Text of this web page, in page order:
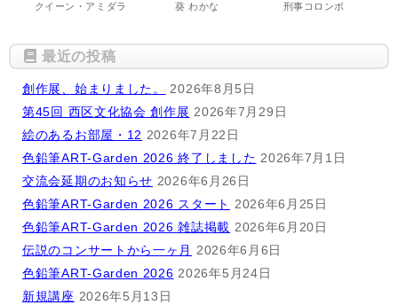
クイーン・アミダラ 葵 わかな 刑事コロンボ
最近の投稿
創作展、始まりました。
2026年8月5日
第45回 西区文化協会 創作展 2026年7月29日
絵のあるお部屋・12 2026年7月22日
色鉛筆ART-Garden 2026 終了しました 2026年7月1日
交流会延期のお知らせ 2026年6月26日
色鉛筆ART-Garden 2026 スタート
2026年6月25日
色鉛筆ART-Garden 2026 雑誌掲載 2026年6月20日
伝説のコンサートから一ヶ月
2026年6月6日
色鉛筆ART-Garden 2026 2026年5月24日
新規講座 2026年5月13日